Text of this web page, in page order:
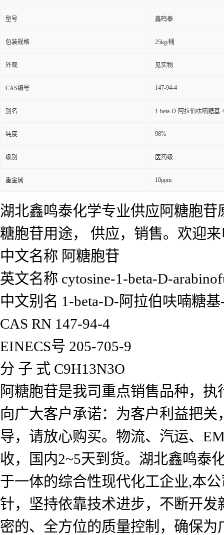
型号 鑫鸣泰
包装规格 25kg/桶
外观 见实物
CAS编号 147-94-4
别名 1-beta-D-阿拉伯呋喃糖基
纯度 98%
级别 医药级
重金属 10ppm
湖北鑫鸣泰化学专业供应阿糖胞
糖胞苷用途， 供应，销售。欢迎
中文名称 阿糖胞苷
英文名称 cytosine-1-beta-D-
中文别名 1-beta-D-阿拉伯呋喃糖
CAS RN 147-94-4
EINECS号 205-705-9
分 子 式 C9H13N3O
阿糖胞苷是我司重点销售品种，
向广大客户承诺：为客户利益把
导，请放心购买。物流、汽运、
收，国内2~5天到货。湖北鑫鸣泰
于一体的综合性现代化工企业,本
针，坚持依靠技术进步，不断开
密的、全方位的质量控制，确保